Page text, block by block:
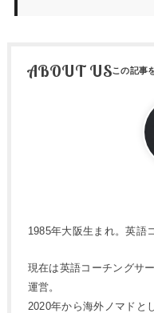
ABOUT US
1985年大阪生まれ。英語
現在は英語コーチングサ
運営。
2020年から海外ノマドと